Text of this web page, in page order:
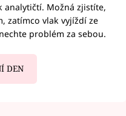
analytičtí. Možná zjistíte,
zatímco vlak vyjíždí ze
problém za sebou.
DEN